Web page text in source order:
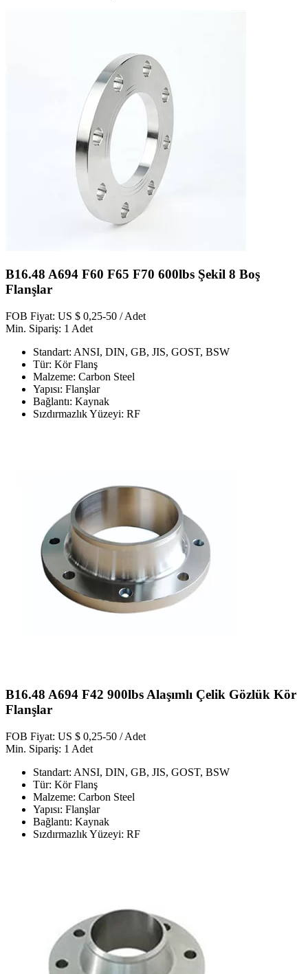
B16.48 A694 F60 F65 F70 600lbs Şekil 8 Boş
Flanşlar
FOB Fiyat: US $ 0,25-50 / Adet
Min. Sipariş: 1 Adet
Standart: ANSI, DIN, GB, JIS, GOST, BSW
Tür: Kör Flanş
Malzeme: Carbon Steel
Yapısı: Flanşlar
Bağlantı: Kaynak
Sızdırmazlık Yüzeyi: RF
B16.48 A694 F42 900lbs Alaşımlı Çelik Gözlük Kör
Flanşlar
FOB Fiyat: US $ 0,25-50 / Adet
Min. Sipariş: 1 Adet
Standart: ANSI, DIN, GB, JIS, GOST, BSW
Tür: Kör Flanş
Malzeme: Carbon Steel
Yapısı: Flanşlar
Bağlantı: Kaynak
Sızdırmazlık Yüzeyi: RF